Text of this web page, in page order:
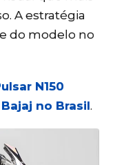
A estratégia
do modelo no
N150
no Brasil.